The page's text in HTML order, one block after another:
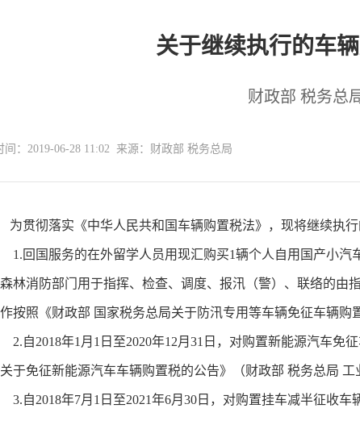
关于继续执行的车
财政部 税务总
间：2019-06-28 11:02 来源：财政部 税务总局
贯彻落实《中华人民共和国车辆购置税法》，现将继续执行
回国服务的在外留学人员用现汇购买1辆个人自用国产小汽
林消防部门用于指挥、检查、调度、报汛（警）、联络的由
按照《财政部 国家税务总局关于防汛专用等车辆免征车辆购
自2018年1月1日至2020年12月31日，对购置新能源汽车免
于免征新能源汽车车辆购置税的公告》（财政部 税务总局 工
自2018年7月1日至2021年6月30日，对购置挂车减半征收车